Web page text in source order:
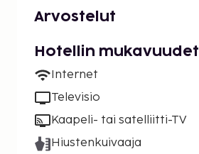
Arvostelut
Hotellin mukavuudet
Internet
Televisio
Kaapeli- tai satelliitti-TV
Hiustenkuivaaja